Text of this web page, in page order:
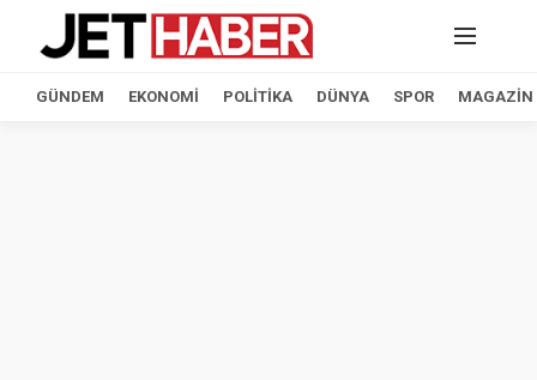
GÜNDEM EKONOMI POLITIKA DÜNYA SPOR MAGAZIN